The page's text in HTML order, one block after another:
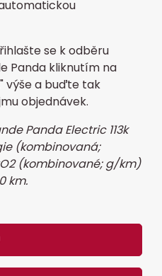
se k odběru
Panda kliknutím na
výše a buďte tak
objednávek.
Panda Electric 113k
(kombinovaná;
(kombinované; g/km)
km.